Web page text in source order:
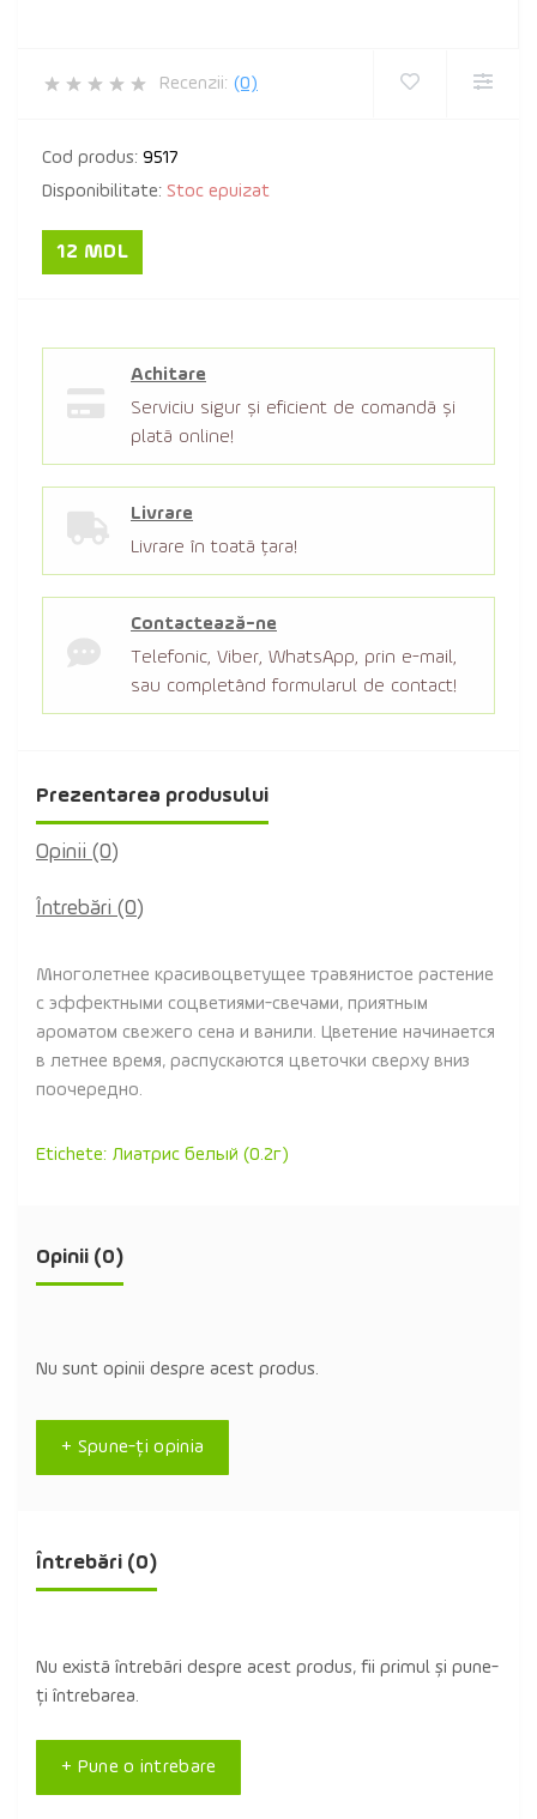
Recenzii: (0)
Cod produs: 9517
Disponibilitate: Stoc epuizat
12 MDL
Achitare
Serviciu sigur şi eficient de comandă şi
plată online!
Livrare
Livrare în toată țara!
Contactează-ne
Telefonic, Viber, WhatsApp, prin e-mail,
sau completând formularul de contact!
Prezentarea produsului
Opinii (0)
Întrebări (0)
Многолетнее красивоцветущее травянистое растение
с эффектными соцветиями-свечами, приятным
ароматом свежего сена и ванили. Цветение начинается
в летнее время, распускаются цветочки сверху вниз
поочередно.
Etichete: Лиатрис белый (0.2г)
Opinii (0)
Nu sunt opinii despre acest produs.
+ Spune-ţi opinia
Întrebări (0)
Nu există întrebări despre acest produs, fii primul și pune-
ți întrebarea.
+ Pune o intrebare